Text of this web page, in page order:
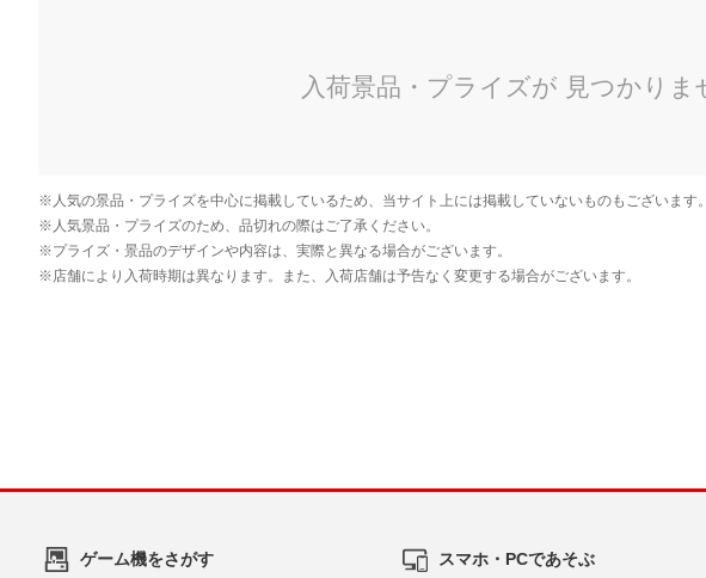
ゲーム機をさがす スマホ・PCであそぶ